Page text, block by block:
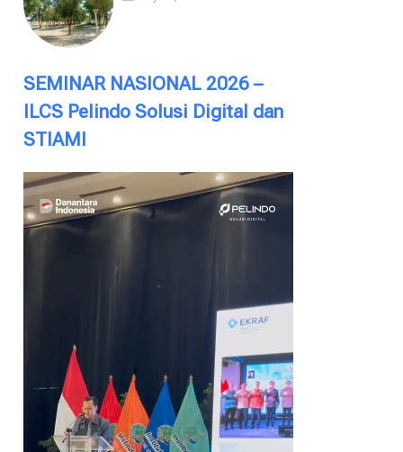
SEMINAR NASIONAL 2026 –
ILCS Pelindo Solusi Digital dan
STIAMI